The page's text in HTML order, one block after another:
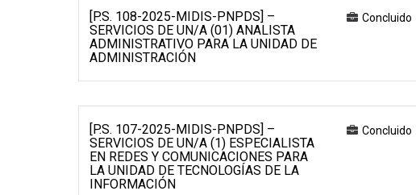
[P.S. 108-2025-MIDIS-PNPDS] –
SERVICIOS DE UN/A (01) ANALISTA
ADMINISTRATIVO PARA LA UNIDAD DE
ADMINISTRACIÓN
Concluido
[P.S. 107-2025-MIDIS-PNPDS] –
SERVICIOS DE UN/A (1) ESPECIALISTA
EN REDES Y COMUNICACIONES PARA
LA UNIDAD DE TECNOLOGÍAS DE LA
INFORMACIÓN
Concluido